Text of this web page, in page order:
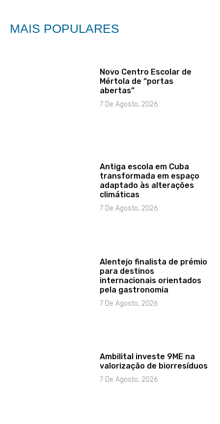
MAIS POPULARES
Novo Centro Escolar de
Mértola de “portas
abertas”
7 De Agosto, 2026
Antiga escola em Cuba
transformada em espaço
adaptado às alterações
climáticas
7 De Agosto, 2026
Alentejo finalista de prémio
para destinos
internacionais orientados
pela gastronomia
7 De Agosto, 2026
Ambilital investe 9ME na
valorização de biorresíduos
7 De Agosto, 2026